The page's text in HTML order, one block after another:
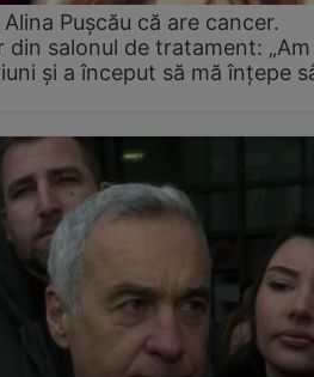
Pușcău că are cancer.
salonul de tratament:
și a început să mă înțepe